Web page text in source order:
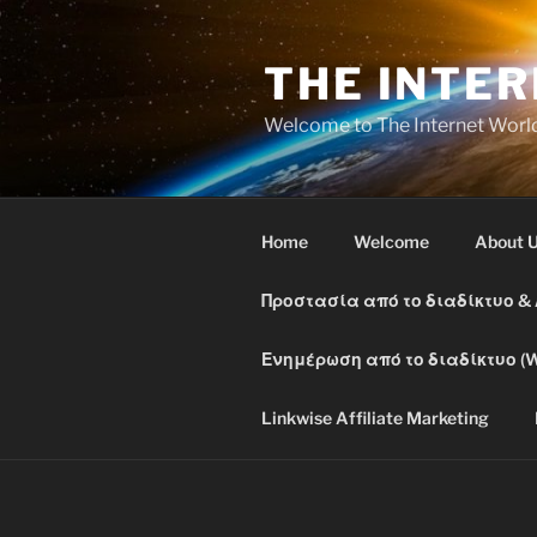
Skip
content
THE
Welcome to The Internet
Home Welcome About
Προστασία από το διαδίκτυο
Ενημέρωση από το διαδίκτυο
Linkwise Affiliate Marketing